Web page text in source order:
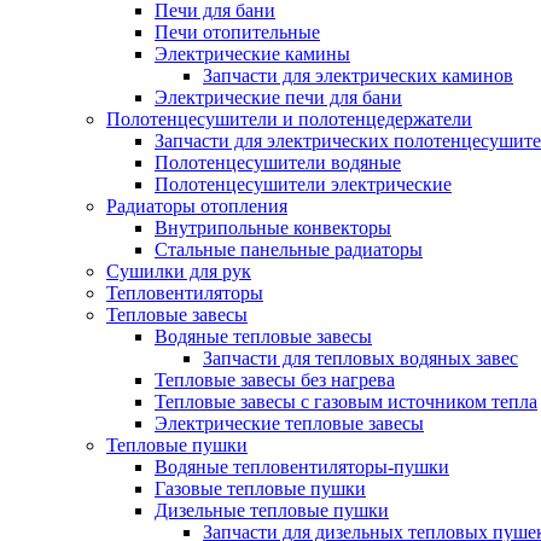
Печи для бани
Печи отопительные
Электрические камины
Запчасти для электрических каминов
Электрические печи для бани
Полотенцесушители и полотенцедержатели
Запчасти для электрических
Полотенцесушители водяные
Полотенцесушители электрические
Радиаторы отопления
Внутрипольные конвекторы
Стальные панельные радиаторы
Сушилки для рук
Тепловентиляторы
Тепловые завесы
Водяные тепловые завесы
Запчасти для тепловых водяных завес
Тепловые завесы без нагрева
Тепловые завесы с газовым источником тепла
Электрические тепловые завесы
Тепловые пушки
Водяные тепловентиляторы-пушки
Газовые тепловые пушки
Дизельные тепловые пушки
Запчасти для дизельных тепловых